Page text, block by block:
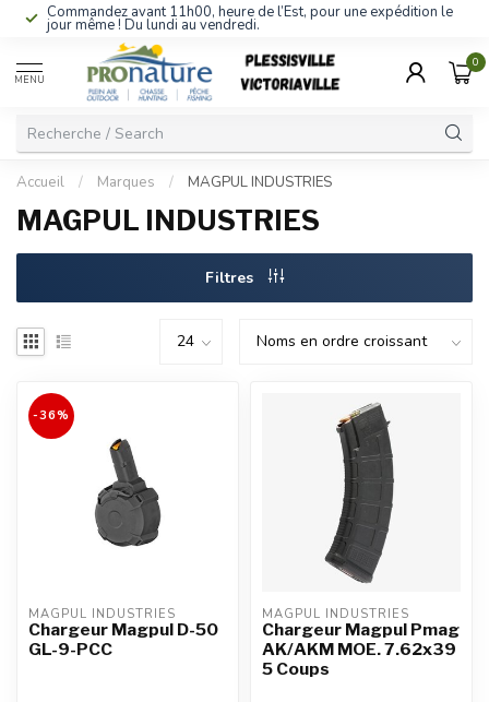
Commandez avant 11h00, heure de l’Est, pour une expédition le
jour même ! Du lundi au vendredi.
MENU
0
Accueil / Marques / MAGPUL INDUSTRIES
MAGPUL INDUSTRIES
Filtres
-36%
MAGPUL INDUSTRIES
Chargeur Magpul D-50
GL-9-PCC
MAGPUL INDUSTRIES
Chargeur Magpul Pmag
AK/AKM MOE. 7.62x39
5 Coups